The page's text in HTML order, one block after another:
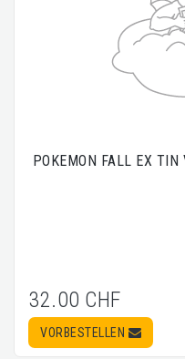
POKEMON FALL EX
32.00 CHF
VORBESTELLEN